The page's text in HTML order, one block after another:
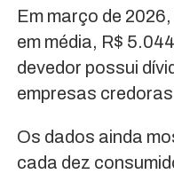
Em março de
em média, R$
devedor possui
empresas
Os dados ainda
cada dez